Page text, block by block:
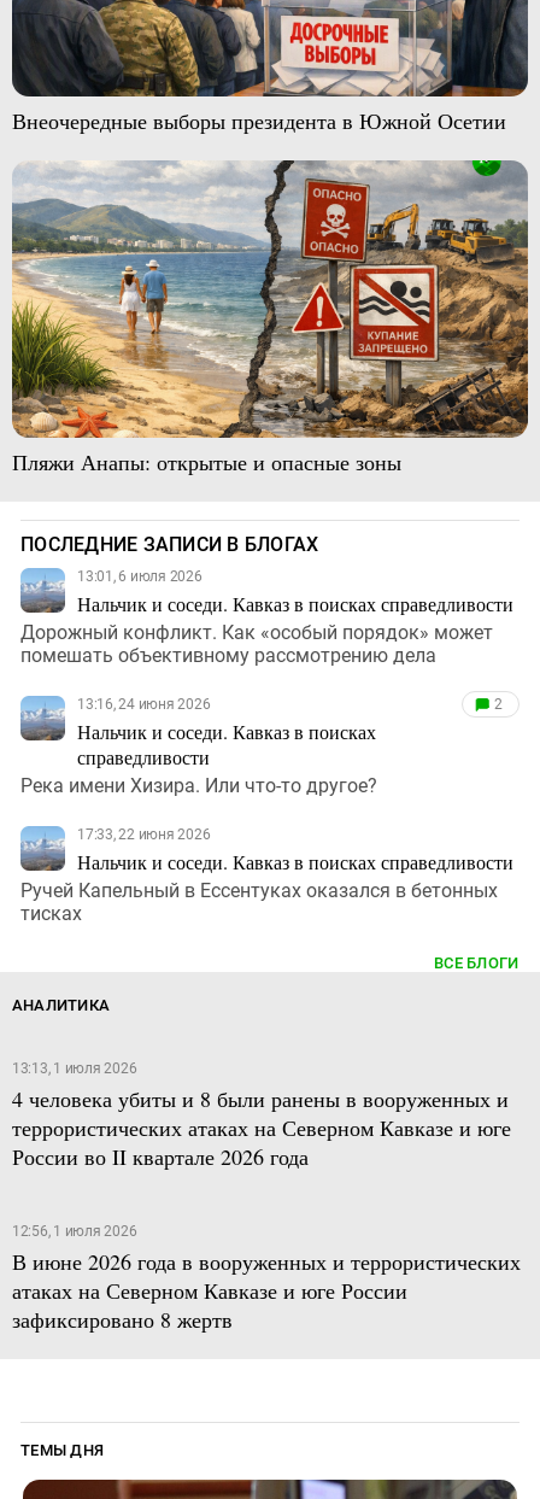
Внеочередные выборы президента в Южной Осетии
Пляжи Анапы: открытые и опасные зоны
ПОСЛЕДНИЕ ЗАПИСИ В БЛОГАХ
13:01, 6 июля 2026
Нальчик и соседи. Кавказ в поисках справедливости
Дорожный конфликт. Как «особый порядок» может
помешать объективному рассмотрению дела
13:16, 24 июня 2026
Нальчик и соседи. Кавказ в поисках
справедливости
2
Река имени Хизира. Или что-то другое?
17:33, 22 июня 2026
Нальчик и соседи. Кавказ в поисках справедливости
Ручей Капельный в Ессентуках оказался в бетонных
тисках
ВСЕ БЛОГИ
АНАЛИТИКА
13:13, 1 июля 2026
4 человека убиты и 8 были ранены в вооруженных и
террористических атаках на Северном Кавказе и юге
России во II квартале 2026 года
12:56, 1 июля 2026
В июне 2026 года в вооруженных и террористических
атаках на Северном Кавказе и юге России
зафиксировано 8 жертв
ТЕМЫ ДНЯ